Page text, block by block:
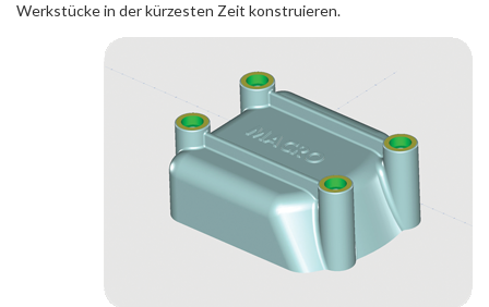
Werkstücke in der kürzesten Zeit konstruieren.